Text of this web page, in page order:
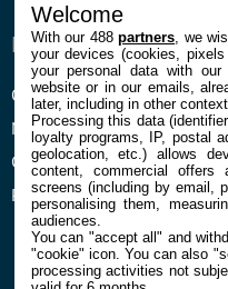
ENTREPRISE
Qui sommes nous
Mentions légales et CGU
Confidentialité et Cookies
Préférences cookies
Welcome
With our 488partners , we
your devices (cookies,
your personal data with
website or in our emails,
later, including in other
Processing this data
loyalty programs, IP, postal
geolocation, etc.) allows
content, commercial
screens (including by email,
personalising them,
audiences.
You can "accept all" and
"cookie" icon. You can also
processing activities not